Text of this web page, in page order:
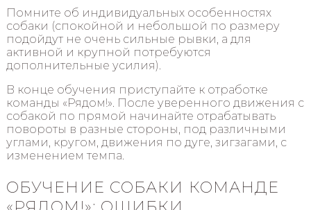
Помните об индивидуальных особенностях
собаки (спокойной и небольшой по размеру
подойдут не очень сильные рывки, а для
активной и крупной потребуются
дополнительные усилия).
В конце обучения приступайте к отработке
команды «Рядом!». После уверенного движения с
собакой по прямой начинайте отрабатывать
повороты в разные стороны, под различными
углами, кругом, движения по дуге, зигзагами, с
изменением темпа.
ОБУЧЕНИЕ СОБАКИ КОМАНДЕ